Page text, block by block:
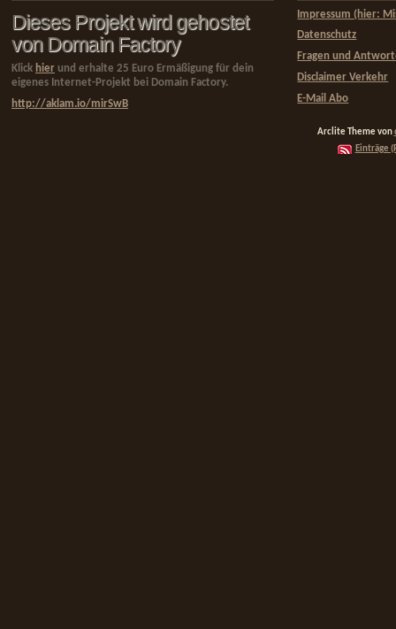
Dieses Projekt wird gehostet
von Domain Factory
Klick hier und erhalte 25 Euro Ermäßigung für dein
eigenes Internet-Projekt bei Domain Factory.
http://aklam.io/mirSwB
Impressum (hier:
Datenschutz
Fragen und
Disclaimer Verkehr
E-Mail Abo
Arclite Theme von
Einträge